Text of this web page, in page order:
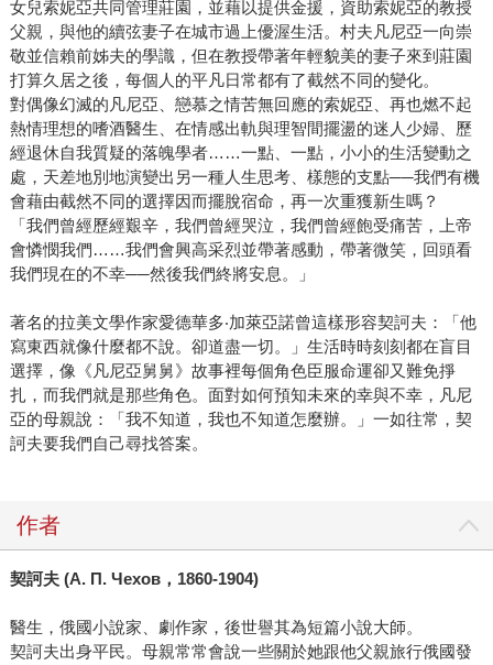
女兒索妮亞共同管理莊園，並藉以提供金援，資助索妮亞的教授
父親，與他的續弦妻子在城市過上優渥生活。村夫凡尼亞一向崇
敬並信賴前姊夫的學識，但在教授帶著年輕貌美的妻子來到莊園
打算久居之後，每個人的平凡日常都有了截然不同的變化。
對偶像幻滅的凡尼亞、戀慕之情苦無回應的索妮亞、再也燃不起
熱情理想的嗜酒醫生、在情感出軌與理智間擺盪的迷人少婦、歷
經退休自我質疑的落魄學者……一點、一點，小小的生活變動之
處，天差地別地演變出另一種人生思考、樣態的支點──我們有機
會藉由截然不同的選擇因而擺脫宿命，再一次重獲新生嗎？
「我們曾經歷經艱辛，我們曾經哭泣，我們曾經飽受痛苦，上帝
會憐憫我們……我們會興高采烈並帶著感動，帶著微笑，回頭看
我們現在的不幸──然後我們終將安息。」
著名的拉美文學作家愛德華多‧加萊亞諾曾這樣形容契訶夫：「他
寫東西就像什麼都不說。卻道盡一切。」生活時時刻刻都在盲目
選擇，像《凡尼亞舅舅》故事裡每個角色臣服命運卻又難免掙
扎，而我們就是那些角色。面對如何預知未來的幸與不幸，凡尼
亞的母親說：「我不知道，我也不知道怎麼辦。」一如往常，契
訶夫要我們自己尋找答案。
作者
契訶夫 (А. П. Чехов，1860-1904)
醫生，俄國小說家、劇作家，後世譽其為短篇小說大師。
契訶夫出身平民。母親常常會說一些關於她跟他父親旅行俄國發